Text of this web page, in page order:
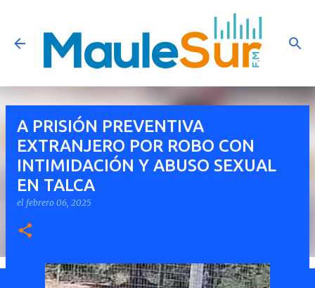
Ir al contenido principal
A PRISIÓN PREVENTIVA
EXTRANJERO POR ROBO CON
INTIMIDACIÓN Y ABUSO SEXUAL
EN TALCA
el febrero 06, 2025